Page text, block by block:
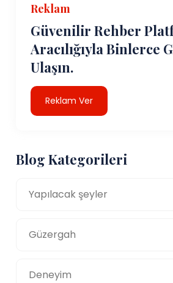
Reklam
Güvenilir Rehber
Aracılığıyla Binlerce
Ulaşın.
Reklam Ver
Blog Kategorileri
Yapılacak şeyler
Güzergah
Deneyim